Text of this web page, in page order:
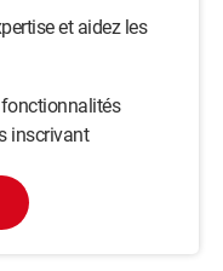
et aidez les
inscrivant